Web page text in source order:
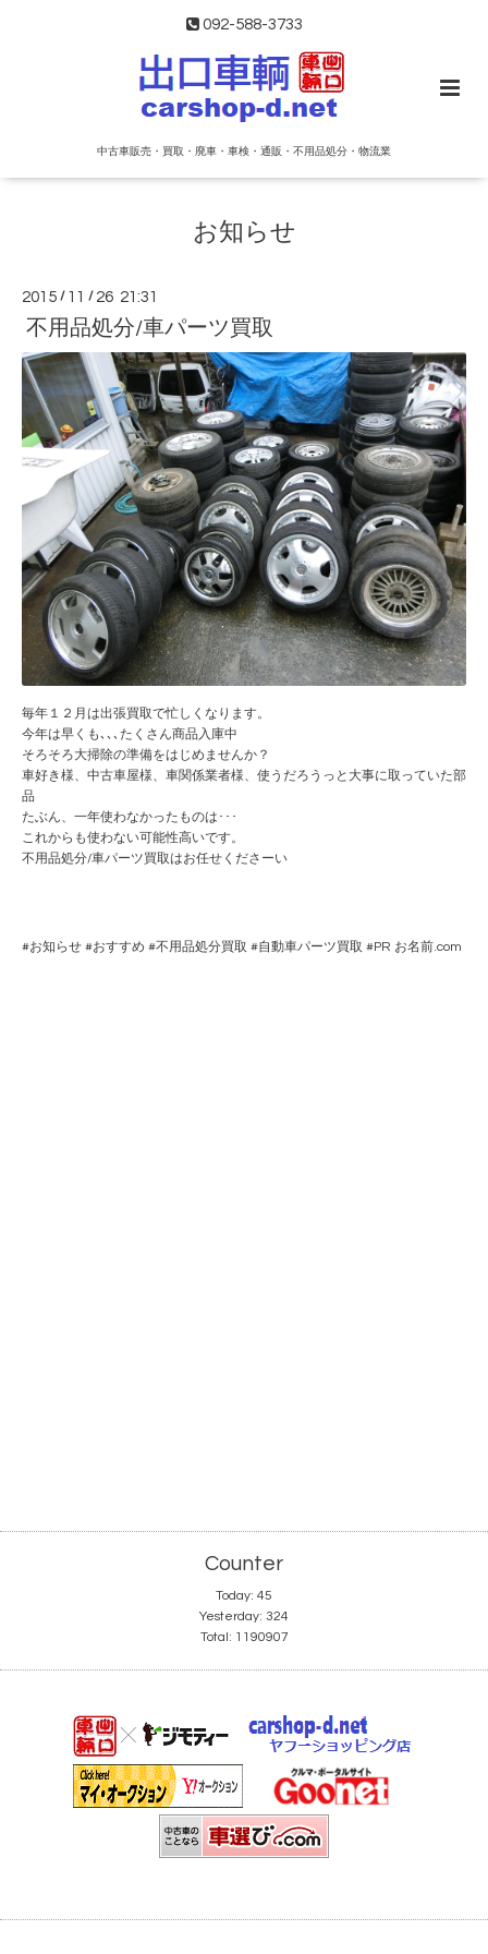
092-588-3733
中古車販売・買取・廃車・車検・通販・不用品処分・物流業
お知らせ
2015 / 11 / 26 21:31
不用品処分/車パーツ買取
毎年１２月は出張買取で忙しくなります。
今年は早くも､､､たくさん商品入庫中
そろそろ大掃除の準備をはじめませんか？
車好き様、中古車屋様、車関係業者様、使うだろうっと大事に取っていた部
品
たぶん、一年使わなかったものは･･･
これからも使わない可能性高いです。
不用品処分/車パーツ買取はお任せくださーい
#お知らせ #おすすめ #不用品処分買取 #自動車パーツ買取 #PR お名前.com
Counter
Today: 45
Yesterday: 324
Total: 1190907